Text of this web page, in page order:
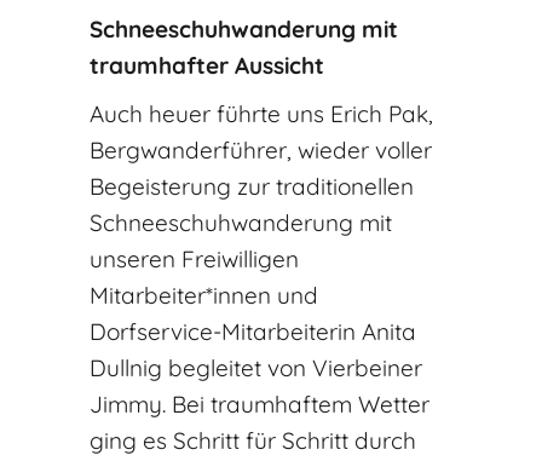
Schneeschuhwanderung mit
traumhafter Aussicht
Auch heuer führte uns Erich Pak,
Bergwanderführer, wieder voller
Begeisterung zur traditionellen
Schneeschuhwanderung mit
unseren Freiwilligen
Mitarbeiter*innen und
Dorfservice-Mitarbeiterin Anita
Dullnig begleitet von Vierbeiner
Jimmy. Bei traumhaftem Wetter
ging es Schritt für Schritt durch